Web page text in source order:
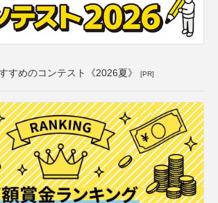
すめのコンテスト《2026夏》 [PR]